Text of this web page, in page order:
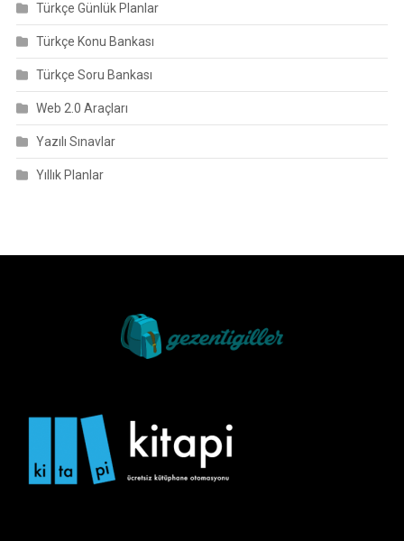
Türkçe Günlük Planlar
Türkçe Konu Bankası
Türkçe Soru Bankası
Web 2.0 Araçları
Yazılı Sınavlar
Yıllık Planlar